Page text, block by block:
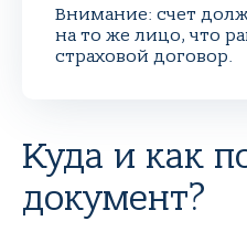
Внимание: счет
на то же лицо, что
страховой договор.
Куда и как
документ?